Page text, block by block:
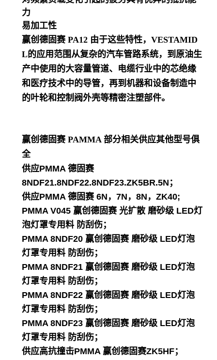
力
易加工性
赢创德固赛 PA12 由于这些特性，VESTAMID
L的应用范围从复杂的汽车管路系统，到原油生
产中使用的大容量管道、电缆行业中的芯绝缘
和医疗技术中的导管，再到机器和设备制造中
的叶轮和控制阀外壳等精密注塑部件。
赢创德固赛 PAMMA 部分相关供应其他型号俱
全
供应PMMA 德固赛
8NDF21.8NDF22.8NDF23.ZK5BR.5N；
供应PMMA 德固赛 6N，7N，8N，ZK40;
PMMA V045 赢创德固赛 光扩散 磨砂级 LED灯
泡灯罩专用料 防刮伤；
PMMA 8NDF20 赢创德固赛 磨砂级 LED灯泡
灯罩专用料 防刮伤；
PMMA 8NDF21 赢创德固赛 磨砂级 LED灯泡
灯罩专用料 防刮伤；
PMMA 8NDF22 赢创德固赛 磨砂级 LED灯泡
灯罩专用料 防刮伤；
PMMA 8NDF23 赢创德固赛 磨砂级 LED灯泡
灯罩专用料 防刮伤；
供应高抗撞击PMMA 赢创德固赛ZK5HF；